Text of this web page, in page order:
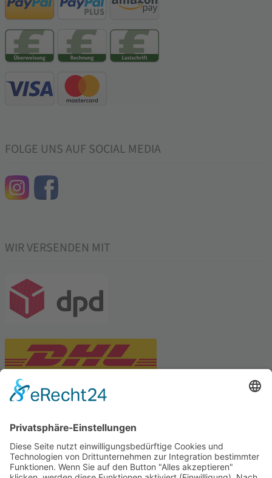
FOLGE UNS AUF SOCIAL MEDIA
WIR VERSENDEN MIT
Tekal – Textile Lebensqualität
Exklusive moderne & Orientteppiche